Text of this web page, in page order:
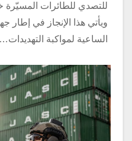
للتصدي للطائرات المسيّرة
ويأتي هذا الإنجاز في إطار
الساعية لمواكبة التهديدات…